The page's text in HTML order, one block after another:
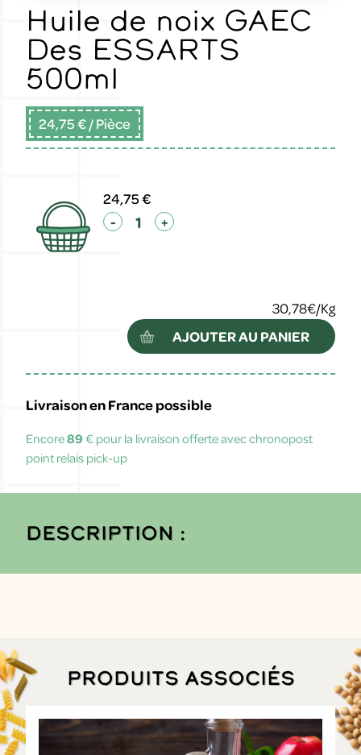
Huile de noix GAEC
Des ESSARTS
500ml
24,75 €/ Pièce
24,75 €
- +
30,78€/Kg
AJOUTER AU PANIER
Livraison en France possible
Encore89 € pour la livraison offerte avec chronopost
point relais pick-up
Description :
Produits associés